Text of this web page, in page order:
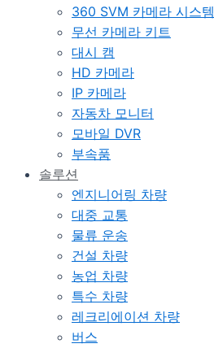
360 SVM 카메라 시스템
무선 카메라 키트
대시 캠
HD 카메라
IP 카메라
자동차 모니터
모바일 DVR
부속품
솔루션
엔지니어링 차량
대중 교통
물류 운송
건설 차량
농업 차량
특수 차량
레크리에이션 차량
버스